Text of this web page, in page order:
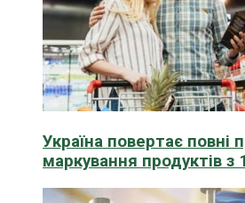
Україна повертає повні
маркування продуктів з